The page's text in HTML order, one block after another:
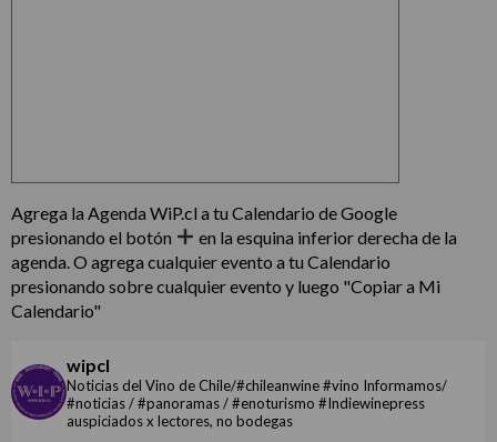
Agrega la Agenda WiP.cl a tu Calendario de Google
presionando el botón
en la esquina inferior derecha de la
agenda. O agrega cualquier evento a tu Calendario
presionando sobre cualquier evento y luego "Copiar a Mi
Calendario"
wipcl
Noticias del Vino de Chile/#chileanwine #vino Informamos/
#noticias / #panoramas / #enoturismo #Indiewinepress
auspiciados x lectores, no bodegas